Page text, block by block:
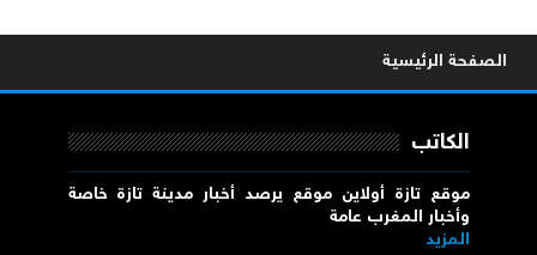
الصفحة الرئيسية
الكاتب
موقع تازة أولاين موقع يرصد أخبار مدينة تازة خاصة
وأخبار المغرب عامة
المزيد